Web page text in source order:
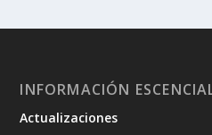
INFORMACIÓN
Actualizaciones